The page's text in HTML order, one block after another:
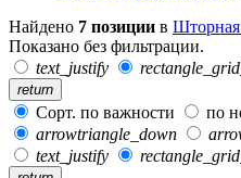
Найдено 7 позиции в Шторная
Показано без фильтрации.
text_justify
return
Сорт. по важности по
arrowtriangle_down
text_justify